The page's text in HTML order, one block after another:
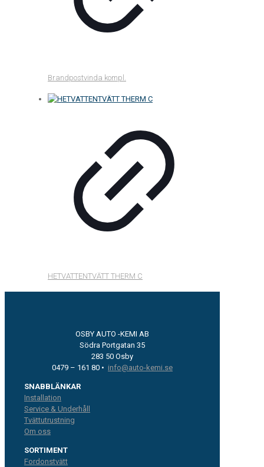
Brandpostvinda kompl.
HETVATTENTVÄTT THERM C
OSBY AUTO -KEMI AB
Södra Portgatan 35
283 50 Osby
0479 – 161 80 • info@auto-kemi.se
SNABBLÄNKAR
Installation
Service & Underhåll
Tvättutrustning
Om oss
SORTIMENT
Fordonstvätt